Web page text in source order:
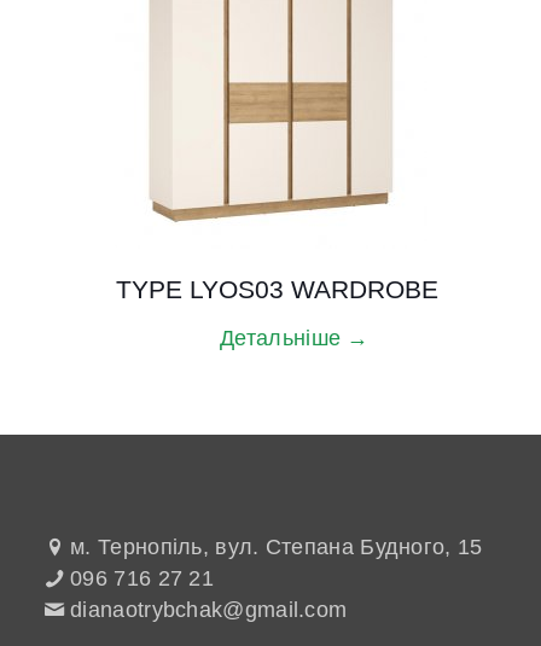
TYPE LYOS03 WARDROBE
Детальніше →
м. Тернопіль, вул. Степана Будного, 15
096 716 27 21
dianaotrybchak@gmail.com